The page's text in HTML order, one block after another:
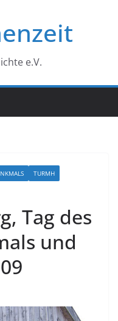
e.V.
TURMH
Tag des
und